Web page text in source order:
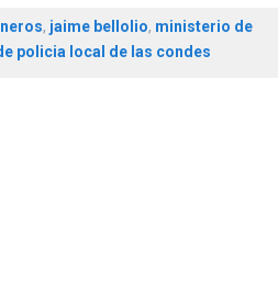
, jaime bellolio, ministerio de
policia local de las condes